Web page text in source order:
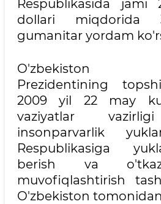
Respublikasida jami
dollari
gumanitar yordam
O'zbekiston
Prezidentining
2009 yil 22 may
vaziyatlar
insonparvarlik
Respublikasiga
berish va
muvofiqlashtirish
O'zbekiston